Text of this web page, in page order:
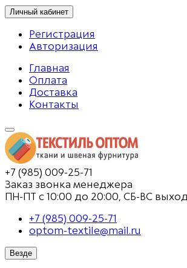
Личный кабинет
Регистрация
Авторизация
Главная
Оплата
Доставка
Контакты
+7 (985) 009-25-71
Заказ звонка менеджера
ПН-ПТ с 10:00 до 20:00, СБ-ВС
+7 (985) 009-25-71
optom-textile@mail.ru
Везде